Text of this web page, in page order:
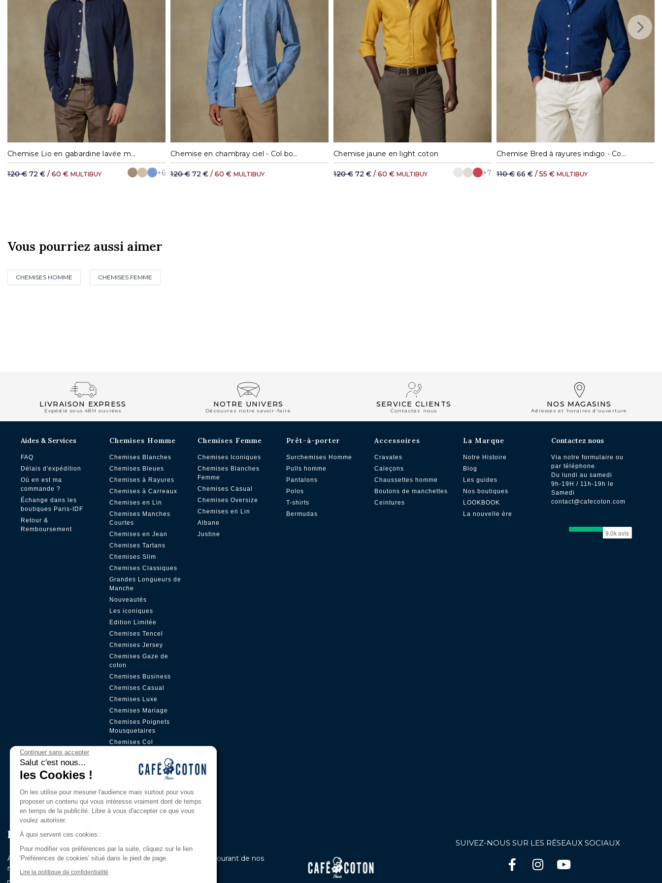
S M L XL XXLChemise Lio en gabardine lavée marine
120 € 72 € / 60 € MULTIBUY +6
S M L XL XXLChemise en chambray ciel - Col boutonné
120 € 72 € / 60 € MULTIBUY
M L XL XXL
Chemise jaune en light coton
120 € 72 € / 60 € MULTIBUY +7
M L XL XXL Chemise Bred à rayures indigo - Col Boutonné
110 € 66 € / 55 € MULTIBUY
Vous pourriez aussi aimer
CHEMISES HOMME CHEMISES FEMME
LIVRAISON EXPRESS
Expédié sous 48H ouvrées
NOTRE UNIVERS
Découvrez notre savoir-faire
SERVICE CLIENTS
Contactez nous
NOS MAGASINS
Adresses et horaires d’ouverture
Aides & Services
FAQ
Délais d'expédition
Où en est ma
commande ?
Échange dans les
boutiques Paris-IDF
Retour &
Remboursement
Chemises Homme
Chemises Blanches
Chemises Bleues
Chemises à Rayures
Chemises à Carreaux
Chemises en Lin
Chemises Manches
Courtes
Chemises en Jean
Chemises Tartans
Chemises Slim
Chemises Classiques
Grandes Longueurs de
Manche
Nouveautés
Les iconiques
Edition Limitée
Chemises Tencel
Chemises Jersey
Chemises Gaze de
coton
Chemises Business
Chemises Casual
Chemises Luxe
Chemises Mariage
Chemises Poignets
Mousquetaires
Chemises Col
Chemises Col Mao
Chemises Petit Col
Cachée
Chemises Femme
Chemises Iconiques
Chemises Blanches
Femme
Chemises Casual
Chemises Oversize
Chemises en Lin
Albane
Justine
Prêt-à-porter
Surchemises Homme
Pulls homme
Pantalons
Polos
T-shirts
Bermudas
Accessoires
Cravates
Caleçons
Chaussettes homme
Boutons de manchettes
Ceintures
La Marque
Notre Histoire
Blog
Les guides
Nos boutiques
LOOKBOOK
La nouvelle ère
Contactez nous
Via notre formulaire ou
par téléphone.
Du lundi au samedi
9h-19H / 11h-19h le
Samedi
contact@cafecoton.com
Rejoignez Notre Club Privilège
Abonnez-vous à notre newsletter pour être les premiers au courant de nos
nouveautés et de nos offres exclusives.
SUIVEZ-NOUS SUR LES RÉSEAUX SOCIAUX
Continuer sans accepter
Salut c'est nous...
les Cookies !
On les utilise pour mesurer l'audience mais surtout pour vous
proposer un contenu qui vous intéresse vraiment dont de temps
en temps de la publicité. Libre à vous d'accepter ce que vous
voulez autoriser.
À quoi servent ces cookies :
Pour modifier vos préférences par la suite, cliquez sur le lien
'Préférences de cookies' situé dans le pied de page.
Lire la politique de confidentialité